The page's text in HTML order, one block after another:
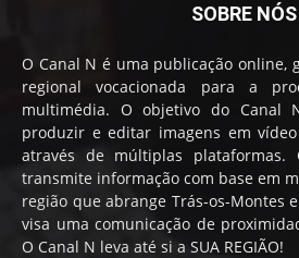
SOBRE NÓS
O Canal N é uma publicação online,
regional vocacionada para a
multimédia. O objetivo do Canal
produzir e editar imagens em
através de múltiplas
transmite informação com base em
região que abrange Trás-os-Montes
visa uma comunicação de
O Canal N leva até si a SUA REGIÃO!